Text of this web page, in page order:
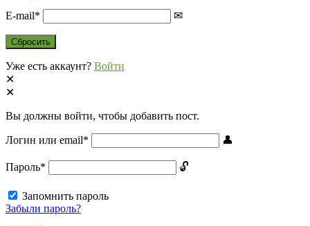
E-mail*
Уже есть аккаунт? Войти
Вы должны войти, чтобы добавить пост.
Логин или email*
Пароль*
Запомнить пароль
Забыли пароль?